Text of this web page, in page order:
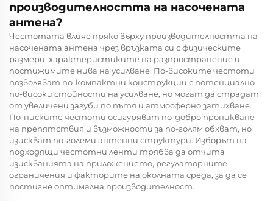
производителността на насочената
антена?
Честотата влияе пряко върху производителността на
насочената антена чрез връзката си с физическите
размери, характеристиките на разпространение и
постижимите нива на усилване. По-високите честоти
позволяват по-компактни конструкции с потенциално
по-високи стойности на усилване, но могат да страдат
от увеличени загуби по пътя и атмосферно затихване.
По-ниските честоти осигуряват по-добро проникване
на препятствия и възможности за по-голям обхват, но
изискват по-големи антенни структури. Изборът на
подходящи честотни ленти трябва да отчита
изискванията на приложението, регулаторните
ограничения и факторите на околната среда, за да се
постигне оптимална производителност.